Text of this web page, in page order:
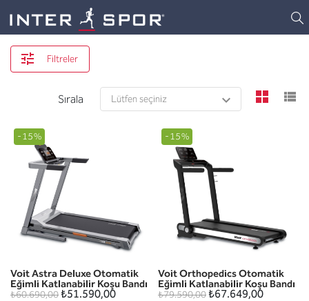
Filtreler
Sırala
-15%
Voit Astra Deluxe Otomatik
Eğimli Katlanabilir Koşu Bandı
₺60.690,00₺51.590,00
-15%
Voit Orthopedics Otomatik
Eğimli Katlanabilir Koşu Bandı
₺79.590,00₺67.649,00